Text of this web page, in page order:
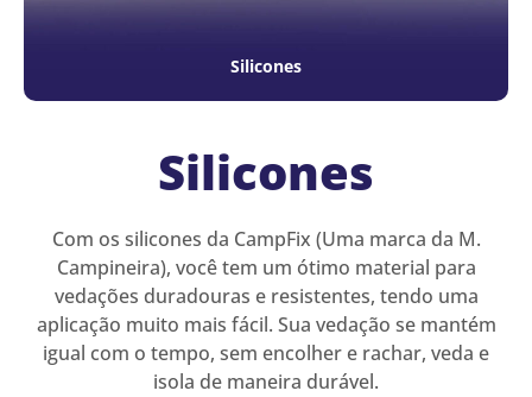
Silicones
Silicones
Com os silicones da CampFix (Uma marca da M.
Campineira), você tem um ótimo material para
vedações duradouras e resistentes, tendo uma
aplicação muito mais fácil. Sua vedação se mantém
igual com o tempo, sem encolher e rachar, veda e
isola de maneira durável.